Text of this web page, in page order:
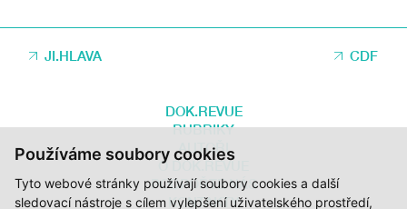
Používáme soubory cookies
Tyto webové stránky používají soubory cookies a další
sledovací nástroje s cílem vylepšení uživatelského prostředí,
JI.HLAVA CDF
DOK.REVUE
RUBRIKY
AUTOŘI
O DOK.REVUE
PODPOŘTE NÁS
KONTAKTY